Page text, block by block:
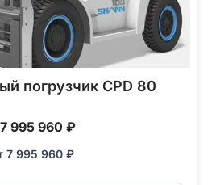
погрузчик CPD 80
995 960 ₽
7 995 960 ₽